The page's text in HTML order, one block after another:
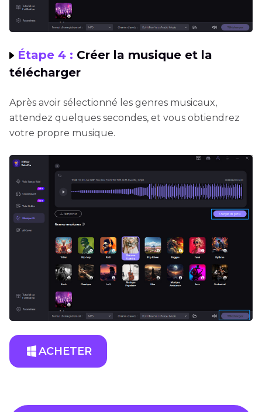
Étape 4 : Créer la musique et la
télécharger
Après avoir sélectionné les genres musicaux,
attendez quelques secondes, et vous obtiendrez
votre propre musique.
ACHETER